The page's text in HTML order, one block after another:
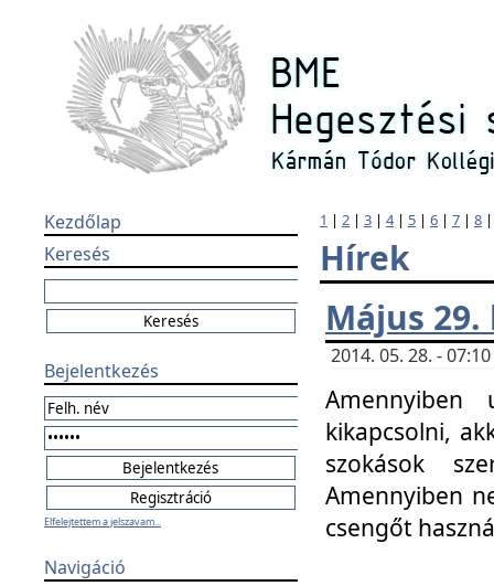
Kezdőlap
Keresés
Bejelentkezés
Elfelejtettem a jelszavam...
Navigáció
1 | 2 | 3 | 4| 5 | 6 | 7 | 8
Hírek
Május
2014. 05. 28. -
kikapcsolni,
szokások
Amennyiben
csengőt